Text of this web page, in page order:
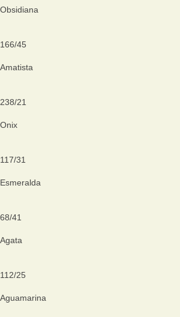
Obsidiana
166/45
Amatista
238/21
Onix
117/31
Esmeralda
68/41
Agata
112/25
Aguamarina